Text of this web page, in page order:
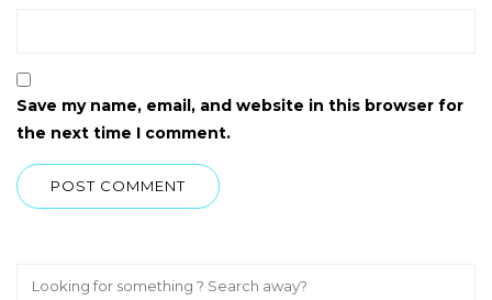
Save my name, email, and website in this browser for
the next time I comment.